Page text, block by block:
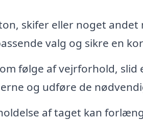
skifer eller noget andet
valg og sikre en
følge af vejrforhold, slid
og udføre de
af taget kan